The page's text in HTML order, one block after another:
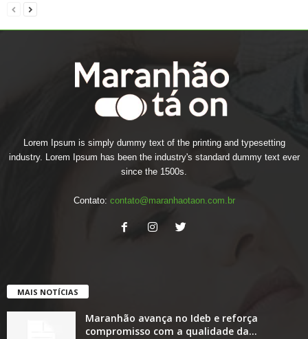
Lorem Ipsum is simply dummy text of the printing and typesetting
industry. Lorem Ipsum has been the industry's standard dummy text ever
since the 1500s.
Contato: contato@maranhaotaon.com.br
MAIS NOTÍCIAS
Maranhão avança no Ideb e reforça
compromisso com a qualidade da...